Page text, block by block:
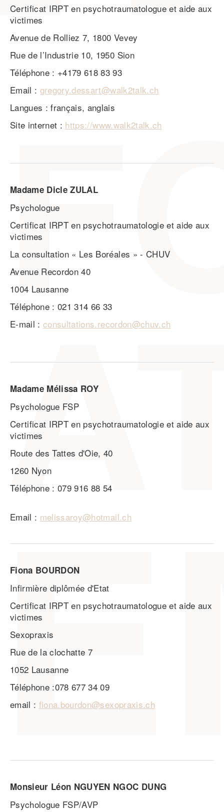
Certificat IRPT en psychotraumatologue et aide aux
victimes
Avenue de Rolliez 7, 1800 Vevey
Rue de l’Industrie 10, 1950 Sion
Téléphone : +4179 618 83 93
Email : gregory.dessart@walk2talk.ch
Langues : français, anglais
Site internet : https://www.walk2talk.ch
Madame Dicle ZULAL
Psychologue
Certificat IRPT en psychotraumatologie et aide aux
victimes
La consultation « Les Boréales » - CHUV
Avenue Recordon 40
1004 Lausanne
Téléphone : 021 314 66 33
E-mail :consultations.recordon@chuv.ch
Madame Mélissa ROY
Psychologue FSP
Certificat IRPT en psychotraumatologie et aide aux
victimes
Route des Tattes d'Oie, 40
1260 Nyon
Téléphone : 079 916 88 54
Email : melissaroy@hotmail.ch
Fiona BOURDON
Infirmière diplômée d'Etat
Certificat IRPT en psychotraumatologue et aide aux
victimes
Sexopraxis
Rue de la clochatte 7
1052 Lausanne
Téléphone :078 677 34 09
email : fiona.bourdon@sexopraxis.ch
Monsieur Léon NGUYEN NGOC DUNG
Psychologue FSP/AVP